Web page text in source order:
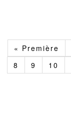
Pagination
Première
page
« Première
Page
8 Page
9 Page
10